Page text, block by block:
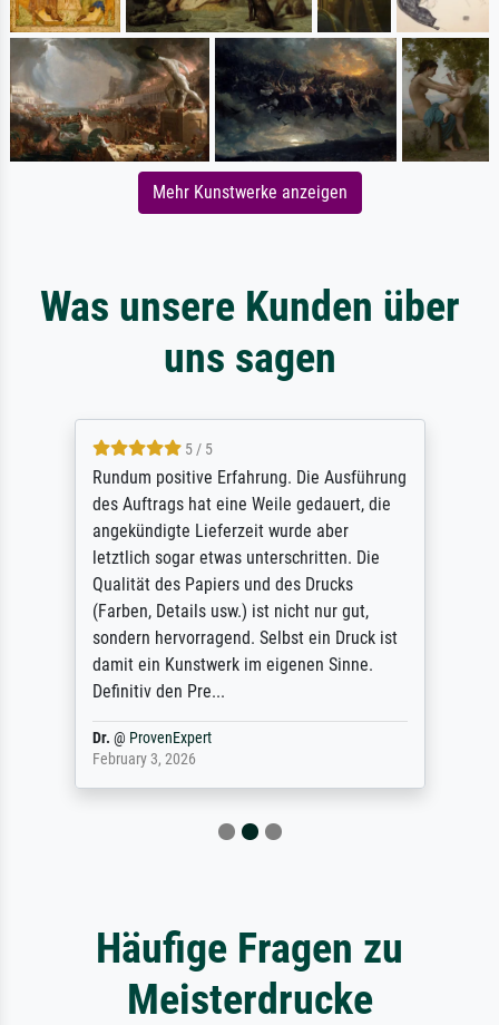
Mehr Kunstwerke anzeigen
Was unsere Kunden über
uns sagen
5 / 5
Rundum positive Erfahrung. Die Ausführung
des Auftrags hat eine Weile gedauert, die
angekündigte Lieferzeit wurde aber
letztlich sogar etwas unterschritten. Die
Qualität des Papiers und des Drucks
(Farben, Details usw.) ist nicht nur gut,
sondern hervorragend. Selbst ein Druck ist
damit ein Kunstwerk im eigenen Sinne.
Definitiv den Pre...
Dr. @ ProvenExpert
February 3, 2026
Häufige Fragen zu
Meisterdrucke